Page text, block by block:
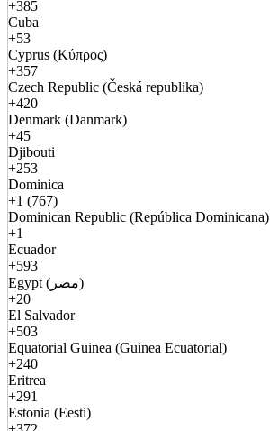
+385
Cuba
+53
Cyprus (Κύπρος)
+357
Czech Republic (Česká republika)
+420
Denmark (Danmark)
+45
Djibouti
+253
Dominica
+1 (767)
Dominican Republic (República Dominicana)
+1
Ecuador
+593
Egypt (مصر)
+20
El Salvador
+503
Equatorial Guinea (Guinea Ecuatorial)
+240
Eritrea
+291
Estonia (Eesti)